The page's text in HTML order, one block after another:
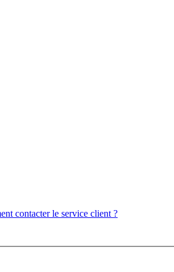
contacter le service client ?